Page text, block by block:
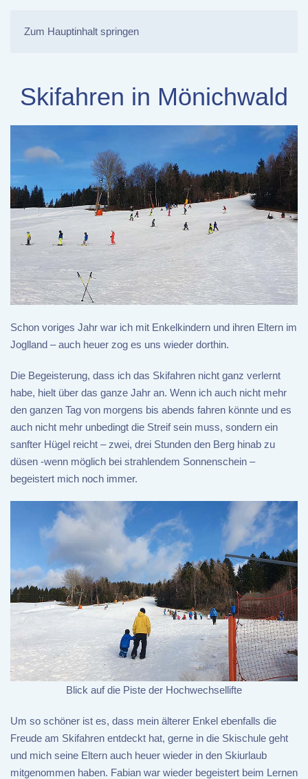
Zum Hauptinhalt springen
Skifahren in Mönichwald
Schon voriges Jahr war ich mit Enkelkindern und ihren Eltern im
Joglland – auch heuer zog es uns wieder dorthin.
Die Begeisterung, dass ich das Skifahren nicht ganz verlernt
habe, hielt über das ganze Jahr an. Wenn ich auch nicht mehr
den ganzen Tag von morgens bis abends fahren könnte und es
auch nicht mehr unbedingt die Streif sein muss, sondern ein
sanfter Hügel reicht – zwei, drei Stunden den Berg hinab zu
düsen -wenn möglich bei strahlendem Sonnenschein –
begeistert mich noch immer.
Blick auf die Piste der Hochwechsellifte
Um so schöner ist es, dass mein älterer Enkel ebenfalls die
Freude am Skifahren entdeckt hat, gerne in die Skischule geht
und mich seine Eltern auch heuer wieder in den Skiurlaub
mitgenommen haben. Fabian war wieder begeistert beim Lernen